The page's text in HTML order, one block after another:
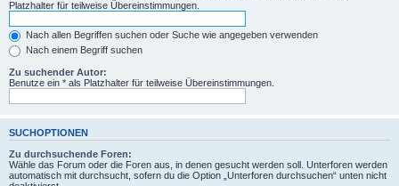
Platzhalter für teilweise Übereinstimmungen.
Nach allen Begriffen suchen oder Suche wie angegeben verwenden
Nach einem Begriff suchen
Zu suchender Autor:
Benutze ein * als Platzhalter für teilweise Übereinstimmungen.
SUCHOPTIONEN
Zu durchsuchende Foren:
Wähle das Forum oder die Foren aus, in denen gesucht werden soll. Unterforen werden
automatisch mit durchsucht, sofern du die Option „Unterforen durchsuchen“ unten nicht